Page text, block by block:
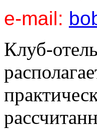
e-mail:
Клуб-